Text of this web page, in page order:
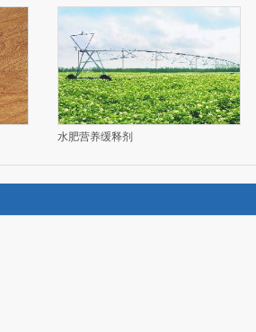
青岛科创新物种培育活动”启动
是2021年的十大新兴技术
《“十四五”时期中关村国家自主创新示范区发展建设规划》印发
李克强：在国家科学技术奖励大会上的讲话
上海：关于开展2026年度上海市科技服务业重大投资项目申报工作的通知
北京：关于组织开展2026年工业和信息化领域创新任务揭榜挂帅申报工作的通知
黑龙江：关于组织开展国级零碳工厂建设名单申报工作的通知
北京：关于做好工信部科技型企业孵化器申报推荐工作的通知
水肥营养缓释剂